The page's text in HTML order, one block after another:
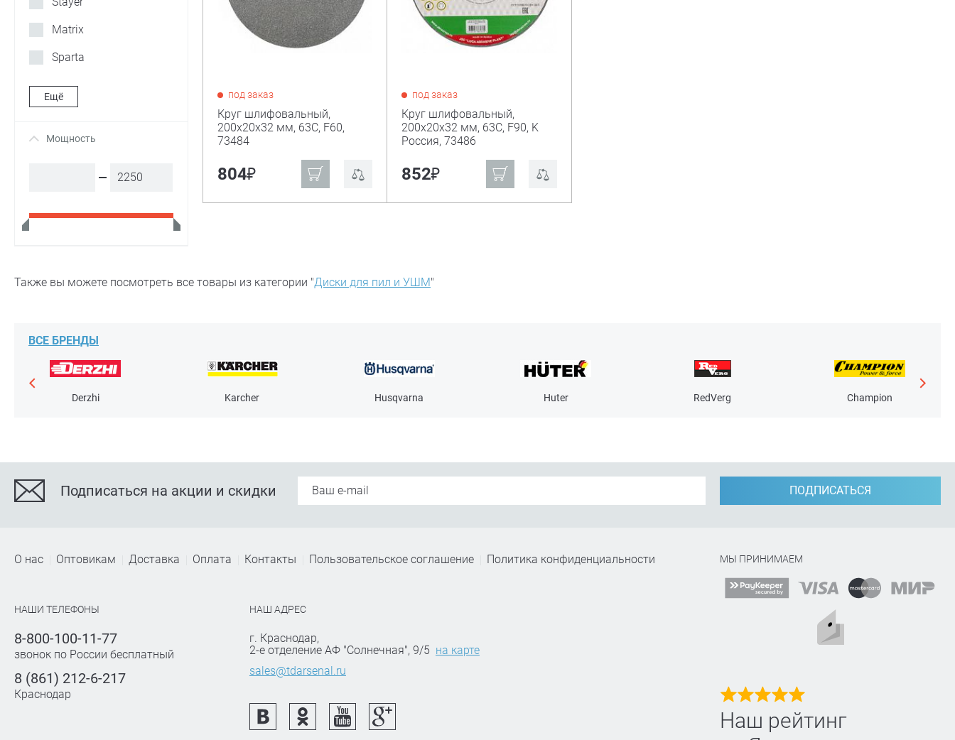
Matrix
Sparta
Kraftool
Зубр
Ещё
+ Мощность
под заказ
Круг шлифовальный,
200х20х32 мм, 63С, F60,
73484
804₽
под заказ
Круг шлифовальный,
200х20х32 мм, 63С, F90, K
Россия, 73486
852₽
Также вы можете посмотреть все товары из категории "Диски для пил и УШМ"
ВСЕ БРЕНДЫ
Derzhi Karcher Husqvarna Huter RedVerg Champion
Подписаться на акции и скидки ПОДПИСАТЬСЯ
О нас Оптовикам Доставка Оплата Контакты Пользовательское соглашение Политика конфиденциальности
НАШИ ТЕЛЕФОНЫ
8-800-100-11-77
звонок по России бесплатный
8 (861) 212-6-217
Краснодар
НАШ АДРЕС
г. Краснодар,
2-е отделение АФ "Солнечная", 9/5 на карте
sales@tdarsenal.ru
МЫ ПРИНИМАЕМ
Наш рейтинг